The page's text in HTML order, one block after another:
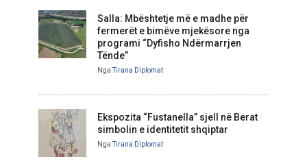
Salla: Mbështetje më e madhe për
fermerët e bimëve mjekësore nga
programi “Dyfisho Ndërmarrjen
Tënde”
NgaTirana Diplomat
Ekspozita “Fustanella” sjell në Berat
simbolin e identitetit shqiptar
NgaTirana Diplomat